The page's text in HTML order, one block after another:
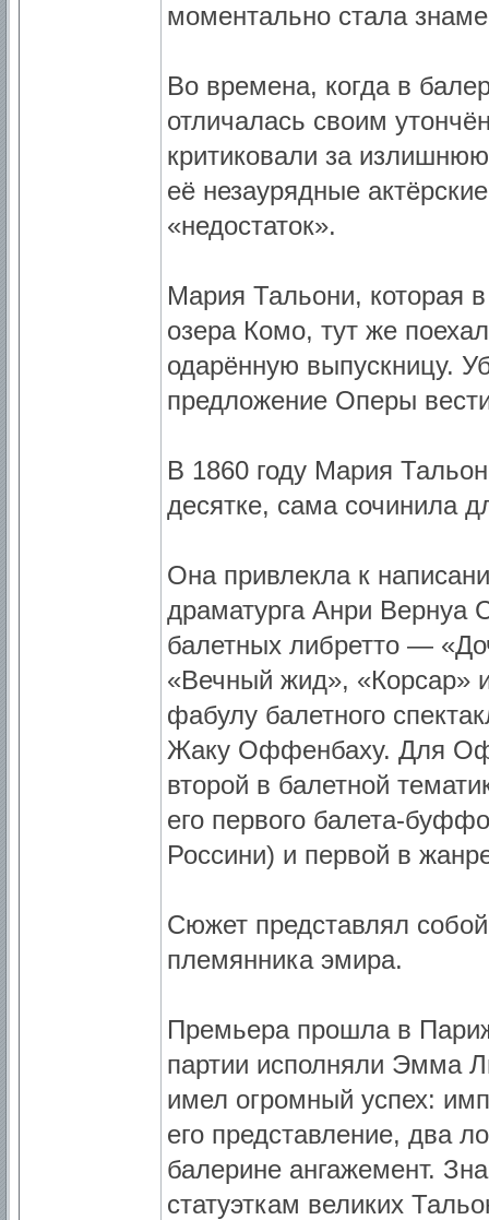
моментально стала
Во времена, когда в
отличалась своим
критиковали за
её незаурядные
«недостаток».
Мария Тальони, которая
озера Комо, тут же
одарённую выпускницу.
предложение Оперы
В 1860 году Мария
десятке, сама сочинила
Она привлекла к
драматурга Анри Вернуа
балетных либретто —
«Вечный жид», «Корсар»
фабулу балетного
Жаку Оффенбаху. Для
второй в балетной
его первого балета-
Россини) и первой в
Сюжет представлял
племянника эмира.
Премьера прошла в
партии исполняли Эмма
имел огромный успех:
его представление, два
балерине ангажемент.
статуэткам великих